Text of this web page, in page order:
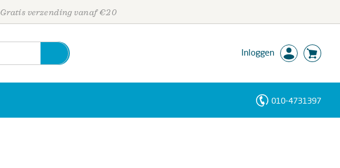
Gratis verzending vanaf €20
Inloggen
010-4731397
Personen